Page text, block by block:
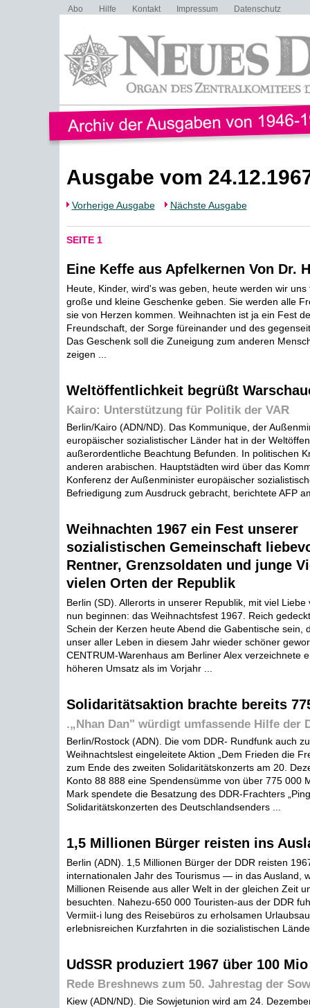
Abo Hilfe Kontakt Impressum Datenschutz
Ausgabe vom
Vorherige Ausgabe Nächste Ausgabe
SEITE 1
Eine Keffe aus Apfelkernen Von Dr.
Heute, Kinder, wird's was geben, heute werden wir uns
große und kleine Geschenke geben. Sie werden alle
sie von Herzen kommen. Weihnachten ist ja ein Fest
Freundschaft, der Sorge füreinander und des
Das Geschenk soll die Zuneigung zum anderen
zeigen ...
Weltöffentlichkeit begrüßt
Kairo: Unterstützung für Politik der VAR
Berlin/Kairo (ADN/ND). Das Kommunique, der
europäischer sozialistischer Länder hat in der
außerordentliche Beachtung Befunden. In politischen
anderen arabischen. Hauptstädten wird über das
Konferenz der Außenminister europäischer
Befriedigung zum Ausdruck gebracht, berichtete AFP
Weihnachten 1967 ein Fest unserer
sozialistischen Gemeinschaft
Rentner, Grenzsoldaten und junge
vielen Orten der Republik
Berlin (SD). Allerorts in unserer Republik, mit viel
nun beginnen: das Weihnachtsfest 1967. Reich
Schein der Kerzen heute Abend die Gabentische sein,
unser aller Leben in diesem Jahr wieder schöner
CENTRUM-Warenhaus am Berliner Alex verzeichnete
höheren Umsatz als im Vorjahr ...
Solidaritätsaktion brachte bereits
.„Nhan Dan" würdigt umfassende Hilfe der
Berlin/Rostock (ADN). Die vom DDR- Rundfunk auch
Weihnachtslest eingeleitete Aktion „Dem Frieden die
zum Ende des zweiten Solidaritätskonzerts am 20.
Konto 88 888 eine Spendensümme von über 775 000
Mark spendete die Besatzung des DDR-Frachters
Solidaritätskonzerten des Deutschlandsenders ...
1,5 Millionen Bürger reisten ins
Berlin (ADN). 1,5 Millionen Bürger der DDR reisten
internationalen Jahr des Tourismus — in das Ausland,
Millionen Reisende aus aller Welt in der gleichen Zeit
besuchten. Nahezu-650 000 Touristen-aus der DDR
Vermiit-i lung des Reisebüros zu erholsamen
erlebnisreichen Kurzfahrten in die sozialistischen
UdSSR produziert 1967 über 100
Rede Breshnews zum 50. Jahrestag der
Kiew (ADN/ND). Die Sowjetunion wird am 24.